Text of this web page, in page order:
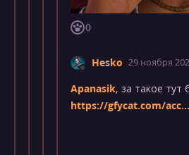
0
Hesko 29 ноября
Apanasik, за такое тут
https://gfycat.com/acc...